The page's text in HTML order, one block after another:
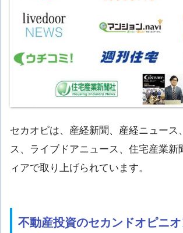
セカオピは、産経新聞、産経ニュース
ス、ライブドアニュース、住宅産業新
ィアで取り上げられています。
不動産投資のセカンドオピニ